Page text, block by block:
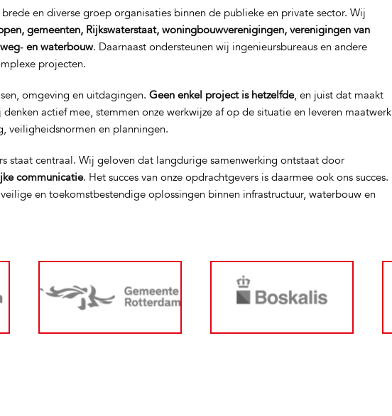
en diverse groep organisaties binnen de publieke en private sector. Wij
gemeenten, Rijkswaterstaat, woningbouwverenigingen, verenigingen van
en waterbouw. Daarnaast ondersteunen wij ingenieursbureaus en andere
projecten.
omgeving en uitdagingen.Geen enkel project is hetzelfde, en juist dat maakt
actief mee, stemmen onze werkwijze af op de situatie en leveren maatwerk
veiligheidsnormen en planningen.
staat centraal. Wij geloven dat langdurige samenwerking ontstaat door
communicatie. Het succes van onze opdrachtgevers is daarmee ook ons succes.
en toekomstbestendige oplossingen binnen infrastructuur, waterbouw en